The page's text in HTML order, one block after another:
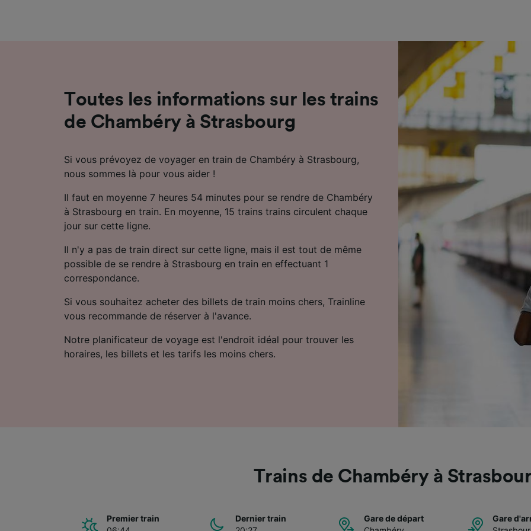
Toutes les informations sur les trains
de Chambéry à Strasbourg
Si vous prévoyez de voyager en train de Chambéry à Strasbourg,
nous sommes là pour vous aider !
Il faut en moyenne 7 heures 54 minutes pour se rendre de Chambéry
à Strasbourg en train. En moyenne, 15 trains trains circulent chaque
jour sur cette ligne.
Il n'y a pas de train direct sur cette ligne, mais il est tout de même
possible de se rendre à Strasbourg en train en effectuant 1
correspondance.
Si vous souhaitez acheter des billets de train moins chers, Trainline
vous recommande de réserver à l'avance.
Notre planificateur de voyage est l'endroit idéal pour trouver les
horaires, les billets et les tarifs les moins chers.
Trains de Chambéry à
Premier train
Dernier train
Gare de départ
Gare